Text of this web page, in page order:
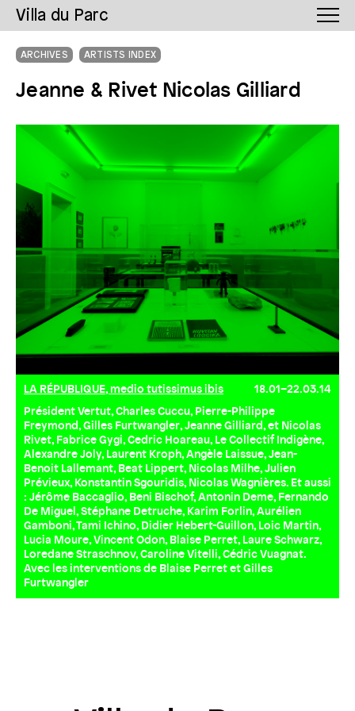
Villa du Parc
ARCHIVES ARTISTS INDEX
Jeanne & Rivet Nicolas Gilliard
LA RÉPUBLIQUE, medio tutissimus ibis
18.01–22.03.14
Président Vertut, Charles Cuccu, Pierre-Philippe
Freymond, Gilles Furtwangler, Jeanne Gilliard, et Nicolas
Rivet, Fabrice Gygi, Cedric Hoareau, Le Collectif Indigène,
Alexandre Joly, Laurent Kroph, Angèle Laissue, Jean-
Benoit Lallemant, Beat Lippert, Nicolas Milhe, Julien
Prévieux, Konstantin Sgouridis, Nicolas Wagnières. Et aussi
: Jérôme Baccaglio, Beni Bischof, Antonin Deme, Fernando
De Miguel, Stéphane Detruche, Karim Forlin, Aurélien
Gamboni, Tami Ichino, Didier Hebert-Guillon, Loic Martin,
Lucia Moure, Vincent Odon, Blaise Perret, Laure Schwarz,
Loredane Straschnov, Caroline Vitelli, Cédric Vuagnat.
Avec les interventions de Blaise Perret et Gilles
Furtwangler